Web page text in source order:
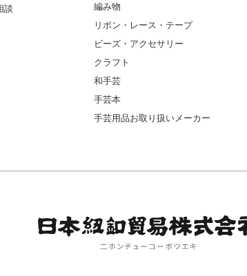
談
編み物
リボン・レース・テープ
ビーズ・アクセサリー
クラフト
和手芸
手芸本
手芸用品お取り扱いメーカー